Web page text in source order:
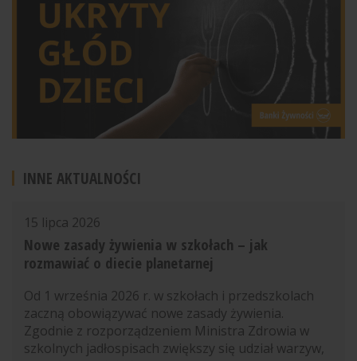
INNE AKTUALNOŚCI
15 lipca 2026
Nowe zasady żywienia w szkołach – jak
rozmawiać o diecie planetarnej
Od 1 września 2026 r. w szkołach i przedszkolach
zaczną obowiązywać nowe zasady żywienia.
Zgodnie z rozporządzeniem Ministra Zdrowia w
szkolnych jadłospisach zwiększy się udział warzyw,